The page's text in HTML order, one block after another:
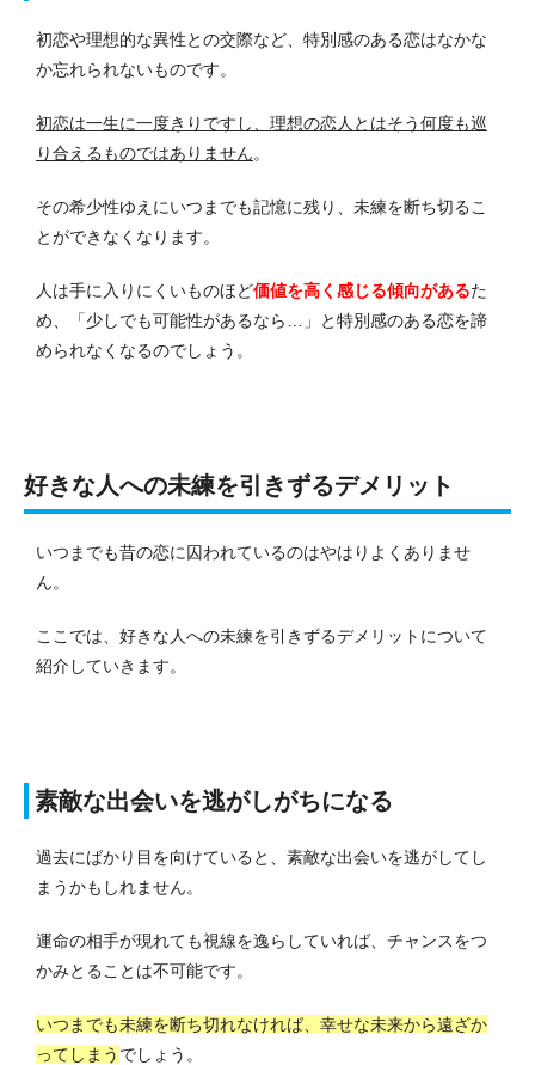
初恋や理想的な異性との交際など、特別感のある恋はなかな
か忘れられないものです。
初恋は一生に一度きりですし、理想の恋人とはそう何度も巡
り合えるものではありません。
その希少性ゆえにいつまでも記憶に残り、未練を断ち切るこ
とができなくなります。
人は手に入りにくいものほど価値を高く感じる傾向があるた
め、「少しでも可能性があるなら…」と特別感のある恋を諦
められなくなるのでしょう。
好きな人への未練を引きずるデメリット
いつまでも昔の恋に囚われているのはやはりよくありませ
ん。
ここでは、好きな人への未練を引きずるデメリットについて
紹介していきます。
素敵な出会いを逃がしがちになる
過去にばかり目を向けていると、素敵な出会いを逃がしてし
まうかもしれません。
運命の相手が現れても視線を逸らしていれば、チャンスをつ
かみとることは不可能です。
いつまでも未練を断ち切れなければ、幸せな未来から遠ざか
ってしまう でしょう。